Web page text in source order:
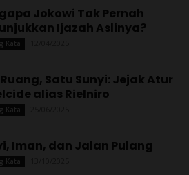
Jokowi Tak Pernah
Ijazah Aslinya?
Kata
Satu Sunyi: Jejak Atur
alias Rielniro
Kata
Iman, dan Jalan Pulang
Kata